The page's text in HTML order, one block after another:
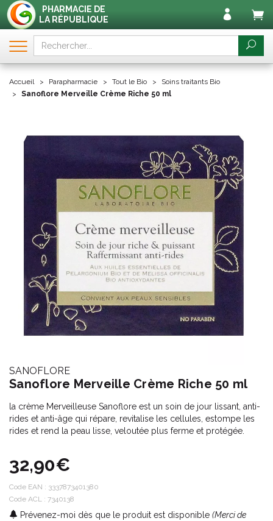
PHARMACIE DE
LA RÉPUBLIQUE
Accueil Parapharmacie Tout le Bio
Soins traitants Bio
Sanoflore Merveille Crème Riche 50 ml
SANOFLORE
Sanoflore Merveille Crème Riche 50 ml
la crème Merveilleuse Sanoflore est un soin de jour lissant, anti-
rides et anti-âge qui répare, revitalise les cellules, estompe les
rides et rend la peau lisse, veloutée plus ferme et protégée.
32,90€
Code EAN : 3337873401380
Code ACL : 7340138
Prévenez-moi dès que le produit est disponible (Merci de